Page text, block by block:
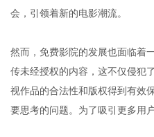
会，引领着新的电影潮流。
然而，免费影院的发展也面临着
传未经授权的内容，这不仅侵犯
视作品的合法性和版权得到有效
要思考的问题。为了吸引更多用